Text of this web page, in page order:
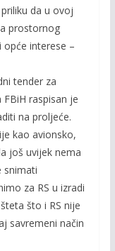
da u ovoj
prostornog
opće interese –
tender za
raspisan je
na proljeće.
kao avionsko,
još uvijek nema
snimati
za RS u izradi
što i RS nije
savremeni način